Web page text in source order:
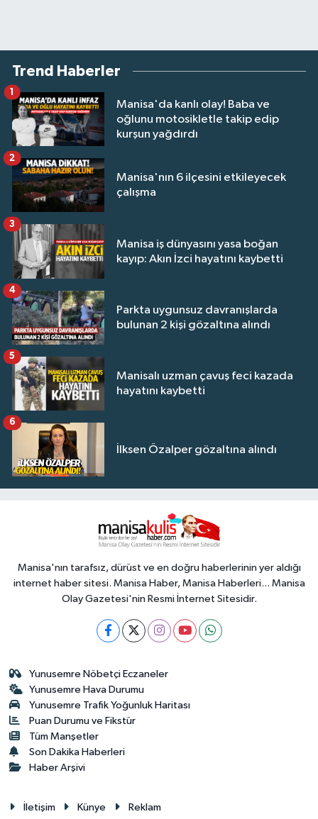
Trend Haberler
Manisa'da kanlı olay! Baba ve
oğlunu motosikletle takip edip
kurşun yağdırdı
1
Manisa'nın 6 ilçesini etkileyecek
çalışma
2
Manisa iş dünyasını yasa boğan
kayıp: Akın İzci hayatını kaybetti
3
Parkta uygunsuz davranışlarda
bulunan 2 kişi gözaltına alındı
4
Manisalı uzman çavuş feci kazada
hayatını kaybetti
5
İlksen Özalper gözaltına alındı
6
Manisa'nın tarafsız, dürüst ve en doğru haberlerinin yer aldığı
internet haber sitesi. Manisa Haber, Manisa Haberleri... Manisa
Olay Gazetesi'nin Resmi İnternet Sitesidir.
Yunusemre Nöbetçi Eczaneler
Yunusemre Hava Durumu
Yunusemre Trafik Yoğunluk Haritası
Puan Durumu ve Fikstür
Tüm Manşetler
Son Dakika Haberleri
Haber Arşivi
İletişim Künye Reklam